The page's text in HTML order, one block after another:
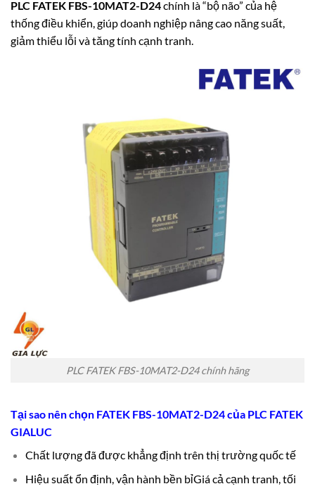
PLC FATEK FBS-10MAT2-D24chính là “bộ não” của hệ
thống điều khiển, giúp doanh nghiệp nâng cao năng suất,
giảm thiểu lỗi và tăng tính cạnh tranh.
PLC FATEK FBS-10MAT2-D24 chính hãng
Tại sao nên chọn FATEK FBS-10MAT2-D24 của PLC FATEK
GIALUC
Chất lượng đã được khẳng định trên thị trường quốc tế
Hiệu suất ổn định, vận hành bền bỉGiá cả cạnh tranh, tối